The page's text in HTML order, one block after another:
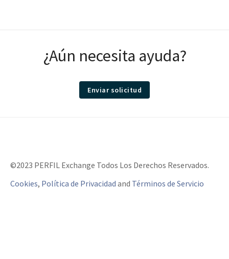
¿Aún necesita ayuda?
Enviar solicitud
©2023 PERFIL Exchange Todos Los Derechos Reservados.
Cookies, Política de Privacidad and Términos de Servicio